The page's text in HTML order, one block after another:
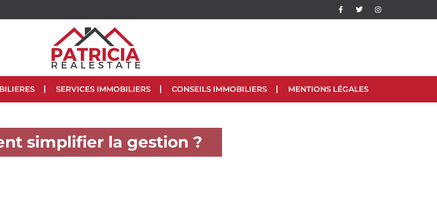
SERVICES IMMOBILIERS CONSEILS IMMOBILIERS MENTIONS LÉGALES
simplifier la gestion ?